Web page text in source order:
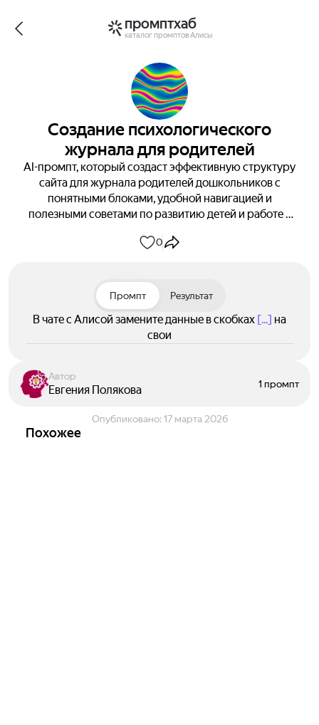
промптхаб
каталог промптов Алисы
Создание психологического
журнала для родителей
AI-промпт, который создаст эффективную структуру
сайта для журнала родителей дошкольников с
понятными блоками, удобной навигацией и
полезными советами по развитию детей и работе с
0
Промпт Результат
В чате с Алисой замените данные в скобках [...] на
свои
Автор
Евгения Полякова 1 промпт
Опубликовано: 17 марта 2026
Похожее